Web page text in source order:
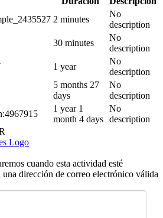
2 minutes
No
description
30 minutes
No
description
1 year
No
description
5 months 27
days
No
description
1 year 1
month 4 days
No
description
cuando esta actividad esté
dirección de correo electrónico válida